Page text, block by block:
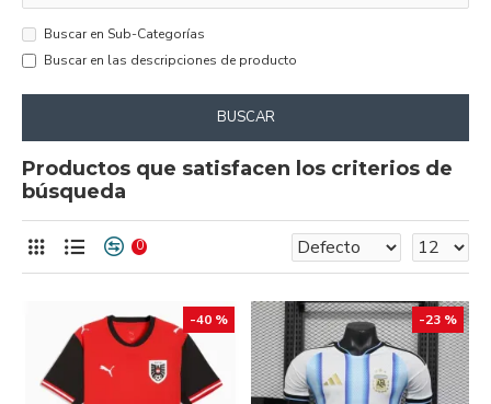
Buscar en Sub-Categorías
Buscar en las descripciones de producto
BUSCAR
Productos que satisfacen los criterios de
búsqueda
0
-40 % -23 %